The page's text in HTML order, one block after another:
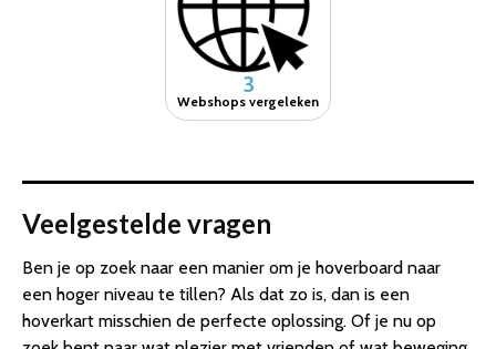
3
Webshops vergeleken
Veelgestelde vragen
Ben je op zoek naar een manier om je hoverboard naar
een hoger niveau te tillen? Als dat zo is, dan is een
hoverkart misschien de perfecte oplossing. Of je nu op